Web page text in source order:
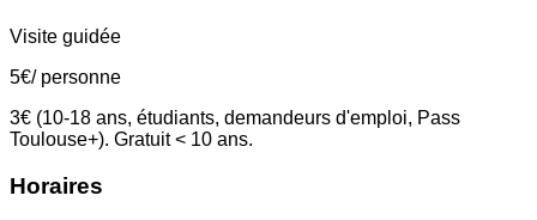
Visite guidée
5€/ personne
3€ (10-18 ans, étudiants, demandeurs d'emploi, Pass
Toulouse+). Gratuit < 10 ans.
Horaires